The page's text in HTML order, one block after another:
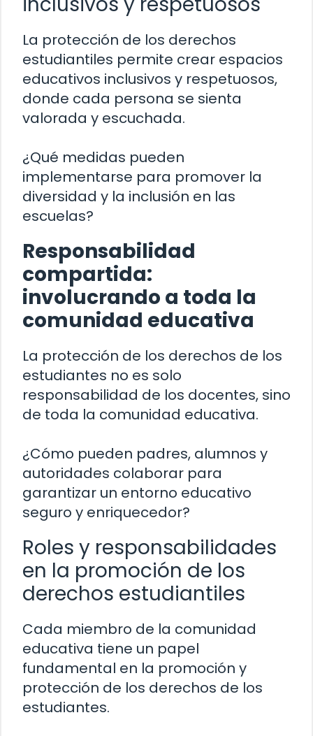
La protección de los derechos
estudiantiles permite crear espacios
educativos inclusivos y respetuosos,
donde cada persona se sienta
valorada y escuchada.
¿Qué medidas pueden
implementarse para promover la
diversidad y la inclusión en las
escuelas?
Responsabilidad
compartida:
involucrando a toda la
comunidad educativa
La protección de los derechos de los
estudiantes no es solo
responsabilidad de los docentes, sino
de toda la comunidad educativa.
¿Cómo pueden padres, alumnos y
autoridades colaborar para
garantizar un entorno educativo
seguro y enriquecedor?
Roles y responsabilidades
en la promoción de los
derechos estudiantiles
Cada miembro de la comunidad
educativa tiene un papel
fundamental en la promoción y
protección de los derechos de los
estudiantes.